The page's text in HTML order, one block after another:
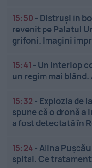
15:50 - Distruși în
revenit pe Palatul
grifoni. Imagini
15:41 - Un interlop
un regim mai
15:32 - Explozia de
spune că o dronă a
a fost detectată în
15:24-Alina
spital. Ce tratament